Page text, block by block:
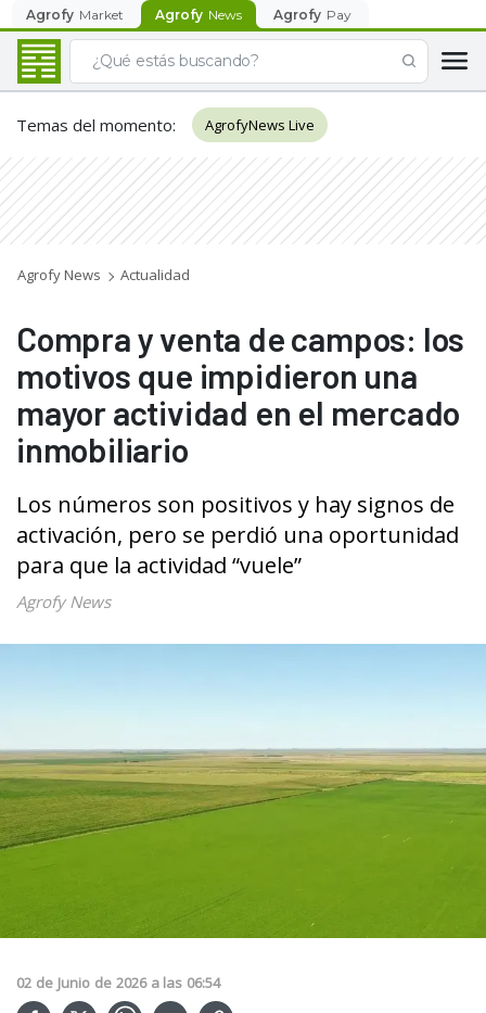
Agrofy Market Agrofy News Agrofy Pay
Temas del momento: AgrofyNews Live
Agrofy News Actualidad
Compra y venta de campos: los
motivos que impidieron una
mayor actividad en el mercado
inmobiliario
Los números son positivos y hay signos de
activación, pero se perdió una oportunidad
para que la actividad “vuele”
Agrofy News
02 de Junio de 2026 a las 06:54